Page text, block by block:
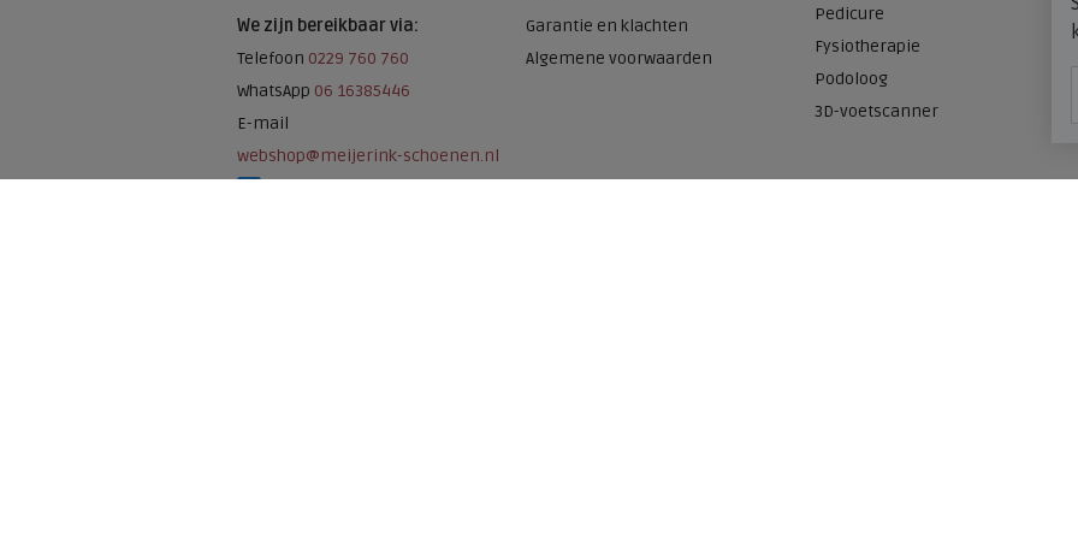
We zijn bereikbaar via:
Telefoon 0229 760 760
WhatsApp 06 16385446
E-mail
webshop@meijerink-schoenen.nl
Garantie en klachten
Algemene voorwaarden
Pedicure
Fysiotherapie
Podoloog
3D-voetscanner